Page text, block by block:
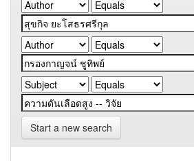
Start a new search